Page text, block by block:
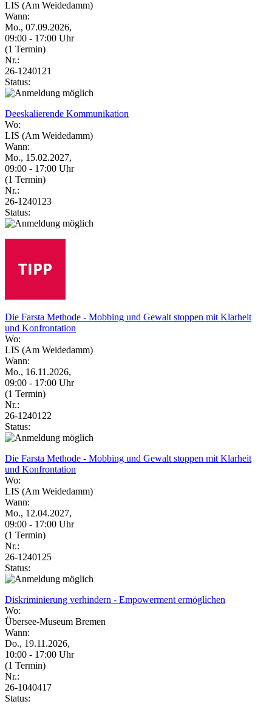
LIS (Am Weidedamm)
Wann:
Mo., 07.09.2026,
09:00 - 17:00 Uhr
(1 Termin)
Nr.:
26-1240121
Status:
Deeskalierende Kommunikation
Wo:
LIS (Am Weidedamm)
Wann:
Mo., 15.02.2027,
09:00 - 17:00 Uhr
(1 Termin)
Nr.:
26-1240123
Status:
Die Farsta Methode - Mobbing und Gewalt stoppen mit Klarheit
und Konfrontation
Wo:
LIS (Am Weidedamm)
Wann:
Mo., 16.11.2026,
09:00 - 17:00 Uhr
(1 Termin)
Nr.:
26-1240122
Status:
Die Farsta Methode - Mobbing und Gewalt stoppen mit Klarheit
und Konfrontation
Wo:
LIS (Am Weidedamm)
Wann:
Mo., 12.04.2027,
09:00 - 17:00 Uhr
(1 Termin)
Nr.:
26-1240125
Status:
Diskriminierung verhindern - Empowerment ermöglichen
Wo:
Übersee-Museum Bremen
Wann:
Do., 19.11.2026,
10:00 - 17:00 Uhr
(1 Termin)
Nr.:
26-1040417
Status: